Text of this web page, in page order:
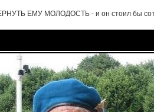
ЕМУ МОЛОДОСТЬ - и он стоил бы